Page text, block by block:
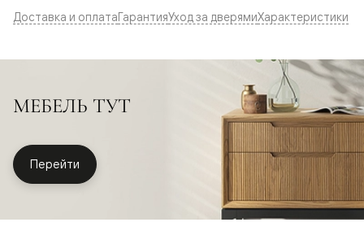
Доставка и оплатаГарантияУход за дверямиХарактеристики
МЕБЕЛЬ ТУТ
Перейти